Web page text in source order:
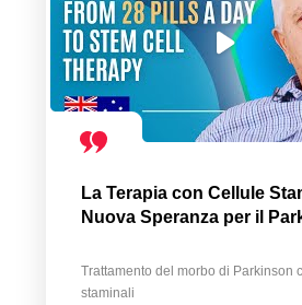
La Terapia con Cellule
Nuova Speranza per il
Trattamento del morbo di Parkinson
staminali